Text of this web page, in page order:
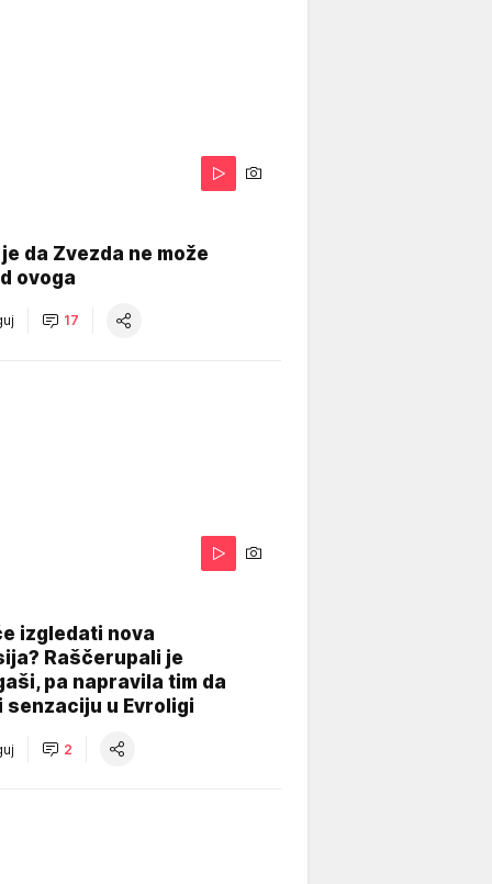
da Zvezda ne može
ovoga
17
izgledati nova
Raščerupali je
pa napravila tim da
senzaciju u Evroligi
2